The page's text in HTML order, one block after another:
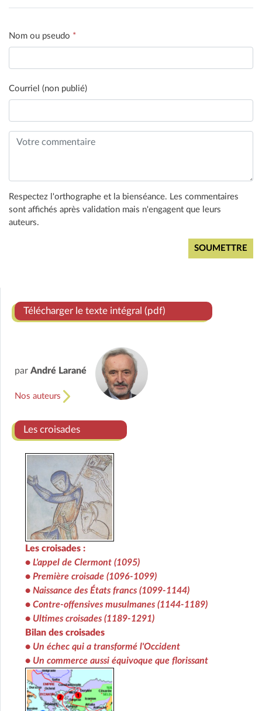
Nom ou pseudo *
Courriel (non publié)
Respectez l'orthographe et la bienséance. Les commentaires
sont affichés après validation mais n'engagent que leurs
auteurs.
Télécharger le texte intégral (pdf)
par André Larané
Nos auteurs
Les croisades
Les croisades :
• L'appel de Clermont (1095)
• Première croisade (1096-1099)
• Naissance des États francs (1099-1144)
• Contre-offensives musulmanes (1144-1189)
• Ultimes croisades (1189-1291)
Bilan des croisades
• Un échec qui a transformé l'Occident
• Un commerce aussi équivoque que florissant